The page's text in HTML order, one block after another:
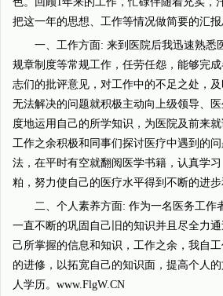
把这一年的思想、工作等情况做简要的汇报
一、工作方面: 来到医院后我迅速熟悉
规章制度等常规工作，任劳任怨，能够完
志们的批评意见，对工作中的不足之处，
无法解决的问题就积极主动向上级领导、
度地运用自己的所学知识，为医院及前来就
工作之余积极和同事们探讨医疗中遇到的
法，在平时有空就翻阅医学书籍，认真学
粕，努力使自己的医疗水平得到不断的进步
二、个人素养方面: 作为一名医务工作
一直不断的巩固自己旧的知识并且尽全力
己所掌握的信息和知识，工作之余，我自
的进修，以拓宽自己的知识面，提高个人
人学历。www.FlgW.CN